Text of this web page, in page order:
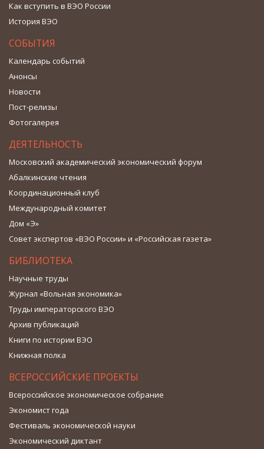
Как вступить в ВЭО России
История ВЭО
СОБЫТИЯ
Календарь событий
Анонсы
Новости
Пост-релизы
Фотогалерея
ДЕЯТЕЛЬНОСТЬ
Московский академический экономический форум
Абалкинские чтения
Координационный клуб
Международный комитет
Дом «Э»
Совет экспертов «ВЭО России» и «Российская газета»
БИБЛИОТЕКА
Научные труды
Журнал «Вольная экономика»
Труды императорского ВЭО
Архив публикаций
Книги по истории ВЭО
Книжная полка
ВСЕРОССИЙСКИЕ ПРОЕКТЫ
Всероссийское экономическое собрание
Экономист года
Фестиваль экономической науки
Экономический диктант